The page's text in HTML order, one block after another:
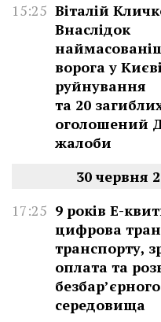
15:25 Віталій
Внаслідок
ворога у
руйнування
та 20
оголошений
жалоби
30 червня
17:25 9 років Е-
цифрова
транспорту,
оплата та
середовища